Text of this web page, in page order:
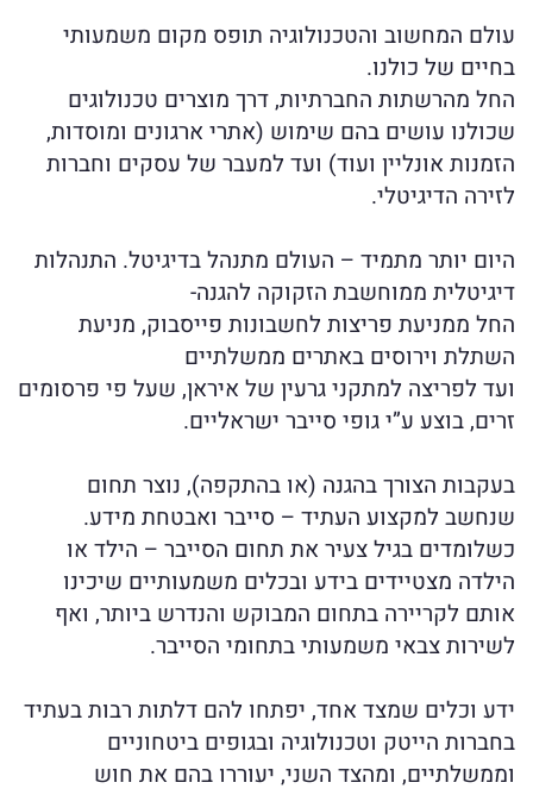
עולם המחשוב והטכנולוגיה תופס מקום משמעותי
בחיים של כולנו.
החל מהרשתות החברתיות, דרך מוצרים טכנולוגים
שכולנו עושים בהם שימוש (אתרי ארגונים ומוסדות,
הזמנות אונליין ועוד) ועד למעבר של עסקים וחברות
לזירה הדיגיטלי.
היום יותר מתמיד – העולם מתנהל בדיגיטל. התנהלות
דיגיטלית ממוחשבת הזקוקה להגנה-
החל ממניעת פריצות לחשבונות פייסבוק, מניעת
השתלת וירוסים באתרים ממשלתיים
ועד לפריצה למתקני גרעין של איראן, שעל פי פרסומים
זרים, בוצע ע”י גופי סייבר ישראליים.
בעקבות הצורך בהגנה (או בהתקפה), נוצר תחום
שנחשב למקצוע העתיד – סייבר ואבטחת מידע.
כשלומדים בגיל צעיר את תחום הסייבר – הילד או
הילדה מצטיידים בידע ובכלים משמעותיים שיכינו
אותם לקריירה בתחום המבוקש והנדרש ביותר, ואף
לשירות צבאי משמעותי בתחומי הסייבר.
ידע וכלים שמצד אחד, יפתחו להם דלתות רבות בעתיד
בחברות הייטק וטכנולוגיה ובגופים ביטחוניים
וממשלתיים, ומהצד השני, יעוררו בהם את חוש